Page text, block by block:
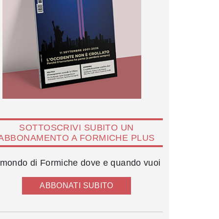
SOTTOSCRIVI SUBITO UN
A FORMICHE PLUS
di Formiche dove e quando vuoi
ABBONATI SUBITO